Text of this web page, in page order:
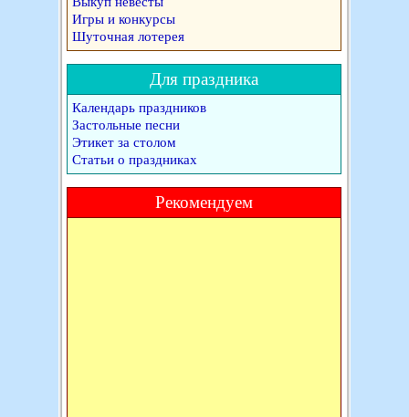
Игры и конкурсы
Шуточная лотерея
Для праздника
Календарь праздников
Застольные песни
Этикет за столом
Статьи о праздниках
Рекомендуем